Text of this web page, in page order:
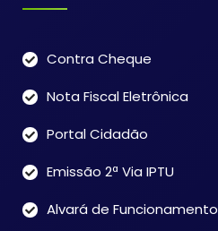
Contra Cheque
Nota Fiscal Eletrônica
Portal Cidadão
Emissão 2ª Via IPTU
Alvará de Funcionamento